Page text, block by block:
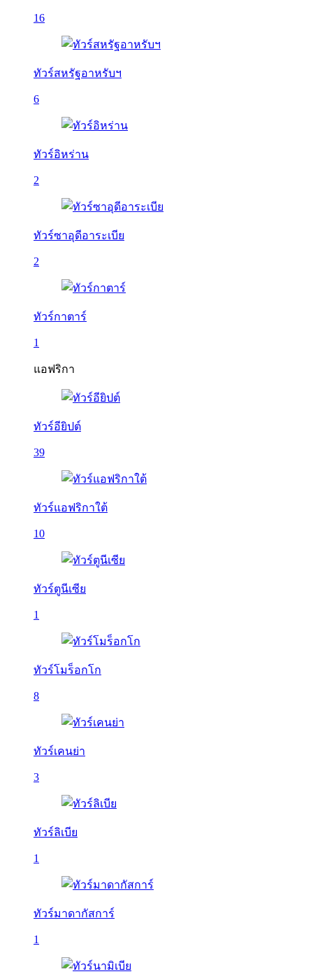
16
ทัวร์สหรัฐอาหรับฯ
6
ทัวร์อิหร่าน
2
ทัวร์ซาอุดีอาระเบีย
2
ทัวร์กาตาร์
1
แอฟริกา
ทัวร์อียิปต์
39
ทัวร์แอฟริกาใต้
10
ทัวร์ตูนีเซีย
1
ทัวร์โมร็อกโก
8
ทัวร์เคนย่า
3
ทัวร์ลิเบีย
1
ทัวร์มาดากัสการ์
1